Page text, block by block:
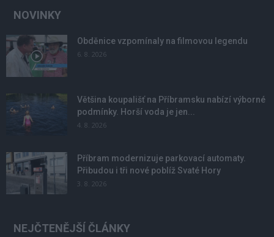
NOVINKY
Obděnice vzpomínaly na filmovou legendu
6. 8. 2026
Většina koupališť na Příbramsku nabízí výborné
podmínky. Horší voda je jen...
4. 8. 2026
Příbram modernizuje parkovací automaty.
Přibudou i tři nové poblíž Svaté Hory
3. 8. 2026
NEJČTENĚJŠÍ ČLÁNKY